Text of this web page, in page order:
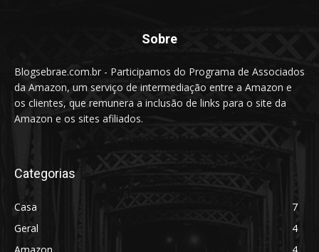
Sobre
Blogsebrae.com.br - Participamos do Programa de Associados
da Amazon, um serviço de intermediação entre a Amazon e
os clientes, que remunera a inclusão de links para o site da
Amazon e os sites afiliados.
Categorias
Casa
7
Geral
4